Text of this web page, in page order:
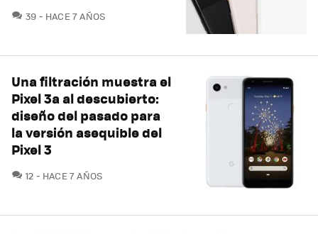
39 COMENTARIOS
HACE 7 AÑOS
Una filtración muestra el
Pixel 3a al descubierto:
diseño del pasado para
la versión asequible del
Pixel 3
12 COMENTARIOS
HACE 7 AÑOS